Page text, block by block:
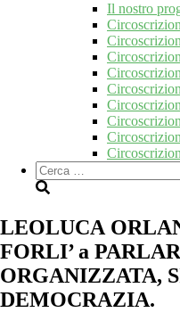
Il nostro
Ricerca
per:
LEOLUCA
FORLI’ a
ORGANIZZATA,
DEMOCRAZIA.